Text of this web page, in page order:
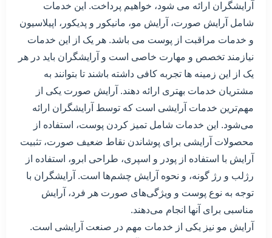
آرایشگران ارائه می شود، خواهیم پرداخت. این خدمات
شامل آرایش صورت، آرایش مو، مانیکور و پدیکور، اپیلاسیون
و خدمات مراقبت از پوست می باشد. هر یک از این خدمات
نیازمند تخصص و مهارت خاصی است و آرایشگران باید در هر
یک از این زمینه ها تجربه کافی داشته باشند تا بتوانند به
مشتریان خدمات بهتری ارائه دهند. آرایش صورت یکی از
مهم‌ترین خدمات آرایشی است که توسط آرایشگران ارائه
می‌شود. این خدمات شامل تمیز کردن پوست، استفاده از
محصولات آرایشی برای پوشاندن نقاط ضعیف صورت، تثبیت
آرایش با استفاده از پودر و اسپری، طراحی ابرو، استفاده از
رژلب و رژ گونه، و نحوه آرایش چشم‌ها است. آرایشگران با
توجه به نوع پوست و ویژگی‌های صورت هر فرد، آرایش
مناسبی برای آنها انجام می‌دهند.
آرایش مو نیز یکی از خدمات مهم در صنعت آرایشی است.